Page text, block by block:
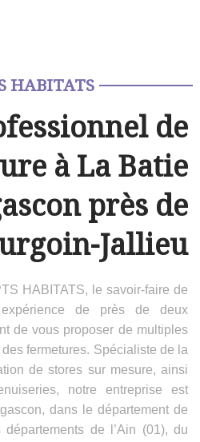
HABITATS
de
à La Batie
près de
Jallieu
HABITATS, le savoir-faire de
de près de deux
de vous proposer de multiples
fermetures. Spécialiste de la
de stores sur mesure, ainsi
notre entreprise est
dans le département de
départements de l’Ain (01), du